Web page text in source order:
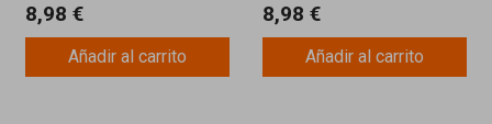
CON MENSAJE DIVERTIDO Y
8,98 €
Añadir al carrito
Y AROMA RELAJANTE
8,98 €
Añadir al carrito